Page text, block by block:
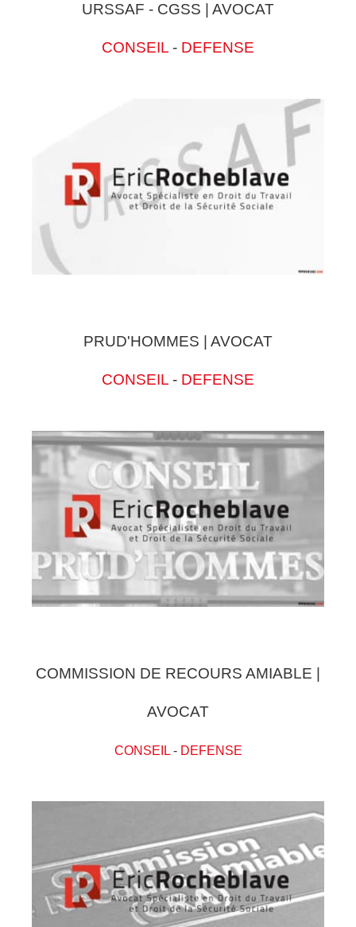
URSSAF - CGSS | AVOCAT
CONSEIL - DEFENSE
PRUD'HOMMES | AVOCAT
CONSEIL - DEFENSE
COMMISSION DE RECOURS AMIABLE |
AVOCAT
CONSEIL- DEFENSE